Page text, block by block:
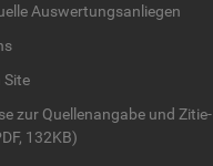
Aus­wer­tungs­an­lie­gen
Site
zur Quel­len­an­ga­be und Zi­tie­
132KB)